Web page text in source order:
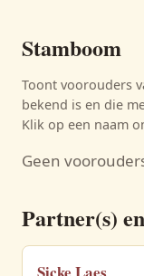
Stamboom
Toont voorouders
bekend is en die
Klik op een naam
Geen
Partner(s)